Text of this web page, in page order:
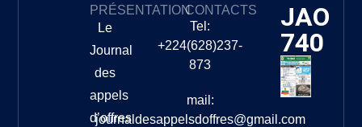
PRÉSENTATION
Le
Journal
des
appels
d’offres
CONTACTS
Tel:
+224(628)237-
873
mail:
journaldesappelsdoffres@gmail.com
JAO
740